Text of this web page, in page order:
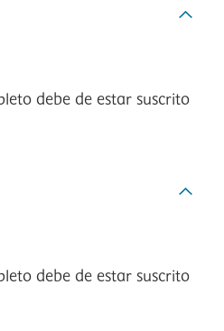
debe de estar suscrito
debe de estar suscrito